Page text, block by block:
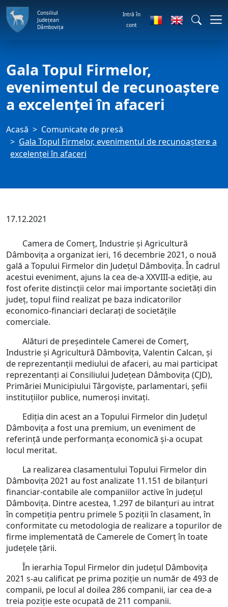
Consiliul
Județean
Dâmbovița
Intră în
cont
Gala Topul Firmelor,
evenimentul de recunoaştere
a excelenţei în afaceri
Acasă
Comunicate de presă
Gala Topul Firmelor, evenimentul de recunoaştere a
excelenţei în afaceri
17.12.2021
Camera de Comerț, Industrie și Agricultură
Dâmbovița a organizat ieri, 16 decembrie 2021, o nouă
gală a Topului Firmelor din Județul Dâmbovița. În cadrul
acestui eveniment, ajuns la cea de-a XXVIII-a ediție, au
fost oferite distincții celor mai importante societăți din
județ, topul fiind realizat pe baza indicatorilor
economico-financiari declarați de societățile
comerciale.
Alături de președintele Camerei de Comerț,
Industrie și Agricultură Dâmbovița, Valentin Calcan, și
de reprezentanții mediului de afaceri, au mai participat
reprezentanți ai Consiliului Județean Dâmbovița (CJD),
Primăriei Municipiului Târgoviște, parlamentari, șefii
instituțiilor publice, numeroși invitați.
Ediția din acest an a Topului Firmelor din Județul
Dâmbovița a fost una premium, un eveniment de
referință unde performanța economică și-a ocupat
locul meritat.
La realizarea clasamentului Topului Firmelor din
Dâmbovița 2021 au fost analizate 11.151 de bilanţuri
financiar-contabile ale companiilor active în județul
Dâmbovița. Dintre acestea, 1.297 de bilanțuri au intrat
în competiția pentru primele 5 poziții în clasament, în
conformitate cu metodologia de realizare a topurilor de
firme implementată de Camerele de Comerț în toate
judeţele ţării.
În ierarhia Topul Firmelor din județul Dâmbovița
2021 s-au calificat pe prima poziție un număr de 493 de
companii, pe locul al doilea 286 companii, iar cea de-a
treia poziție este ocupată de 211 companii.